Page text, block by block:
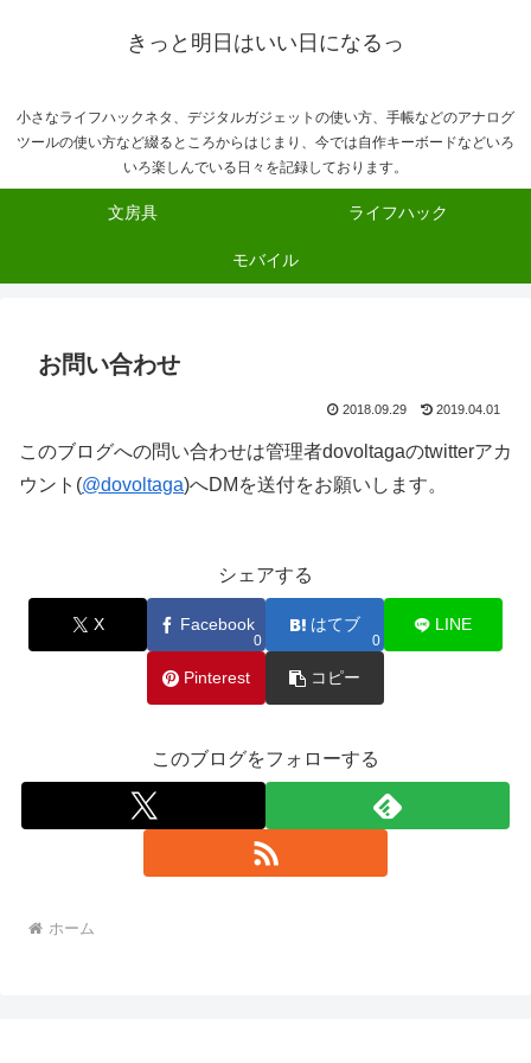
きっと明日はいい日になるっ
小さなライフハックネタ、デジタルガジェットの使い方、手帳などのアナログ
ツールの使い方など綴るところからはじまり、今では自作キーボードなどいろ
いろ楽しんでいる日々を記録しております。
文房具 ライフハック
モバイル
お問い合わせ
2018.09.29 2019.04.01
このブログへの問い合わせは管理者dovoltagaのtwitterアカ
ウント(@dovoltaga)へDMを送付をお願いします。
シェアする
X Facebook
0
はてブ
0
LINE
Pinterest コピー
このブログをフォローする
ホーム